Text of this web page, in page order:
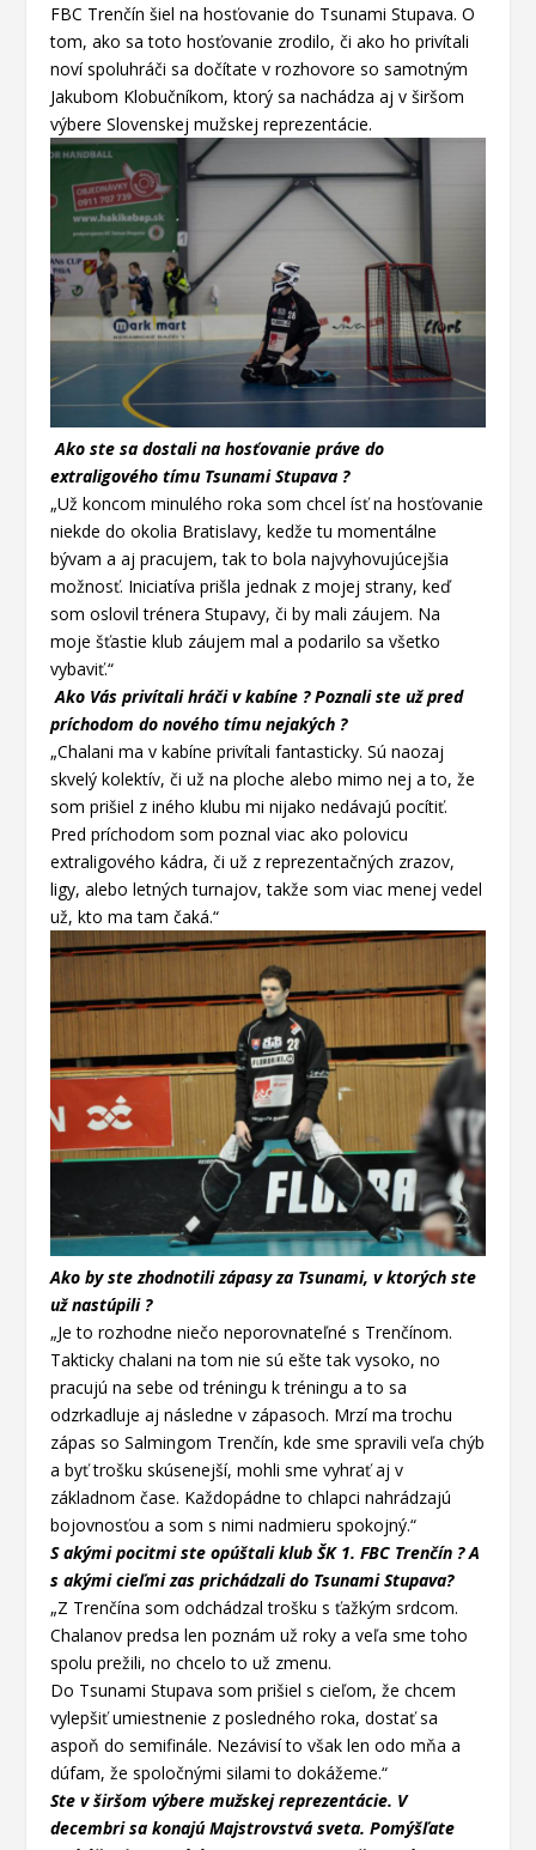
FBC Trenčín šiel na hosťovanie do Tsunami Stupava. O
tom, ako sa toto hosťovanie zrodilo, či ako ho privítali
noví spoluhráči sa dočítate v rozhovore so samotným
Jakubom Klobučníkom, ktorý sa nachádza aj v širšom
výbere Slovenskej mužskej reprezentácie.
Ako ste sa dostali na hosťovanie práve do
extraligového tímu Tsunami Stupava ?
„Už koncom minulého roka som chcel ísť na hosťovanie
niekde do okolia Bratislavy, kedže tu momentálne
bývam a aj pracujem, tak to bola najvyhovujúcejšia
možnosť. Iniciatíva prišla jednak z mojej strany, keď
som oslovil trénera Stupavy, či by mali záujem. Na
moje šťastie klub záujem mal a podarilo sa všetko
vybaviť.“
Ako Vás privítali hráči v kabíne ? Poznali ste už pred
príchodom do nového tímu nejakých ?
„Chalani ma v kabíne privítali fantasticky. Sú naozaj
skvelý kolektív, či už na ploche alebo mimo nej a to, že
som prišiel z iného klubu mi nijako nedávajú pocítiť.
Pred príchodom som poznal viac ako polovicu
extraligového kádra, či už z reprezentačných zrazov,
ligy, alebo letných turnajov, takže som viac menej vedel
už, kto ma tam čaká.“
Ako by ste zhodnotili zápasy za Tsunami, v ktorých ste
už nastúpili ?
„Je to rozhodne niečo neporovnateľné s Trenčínom.
Takticky chalani na tom nie sú ešte tak vysoko, no
pracujú na sebe od tréningu k tréningu a to sa
odzrkadluje aj následne v zápasoch. Mrzí ma trochu
zápas so Salmingom Trenčín, kde sme spravili veľa chýb
a byť trošku skúsenejší, mohli sme vyhrať aj v
základnom čase. Každopádne to chlapci nahrádzajú
bojovnosťou a som s nimi nadmieru spokojný.“
S akými pocitmi ste opúštali klub ŠK 1. FBC Trenčín ? A
s akými cieľmi zas prichádzali do Tsunami Stupava?
„Z Trenčína som odchádzal trošku s ťažkým srdcom.
Chalanov predsa len poznám už roky a veľa sme toho
spolu prežili, no chcelo to už zmenu.
Do Tsunami Stupava som prišiel s cieľom, že chcem
vylepšiť umiestnenie z posledného roka, dostať sa
aspoň do semifinále. Nezávisí to však len odo mňa a
dúfam, že spoločnými silami to dokážeme.“
Ste v širšom výbere mužskej reprezentácie. V
decembri sa konajú Majstrovstvá sveta. Pomýšľate